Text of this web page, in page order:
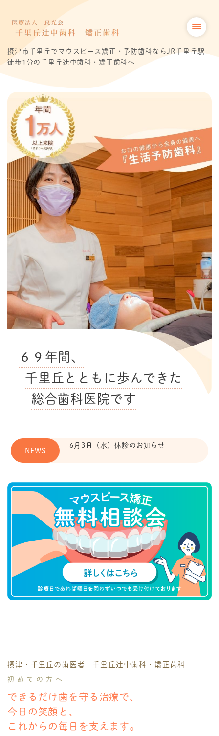
摂津市千里丘でマウスピース矯正・予防歯科ならJR千里丘駅
徒歩1分の千里丘辻中歯科・矯正歯科へ
６９ 年間、
千里丘とともに歩んできた
総合歯科医院です
NEWS
6月3日（水）休診のお知らせ
摂津・千里丘の歯医者 千里丘辻中歯科・矯正歯科
初めての方へ
できるだけ歯を守る治療で、
今日の笑顔と、
これからの毎日を支えます。